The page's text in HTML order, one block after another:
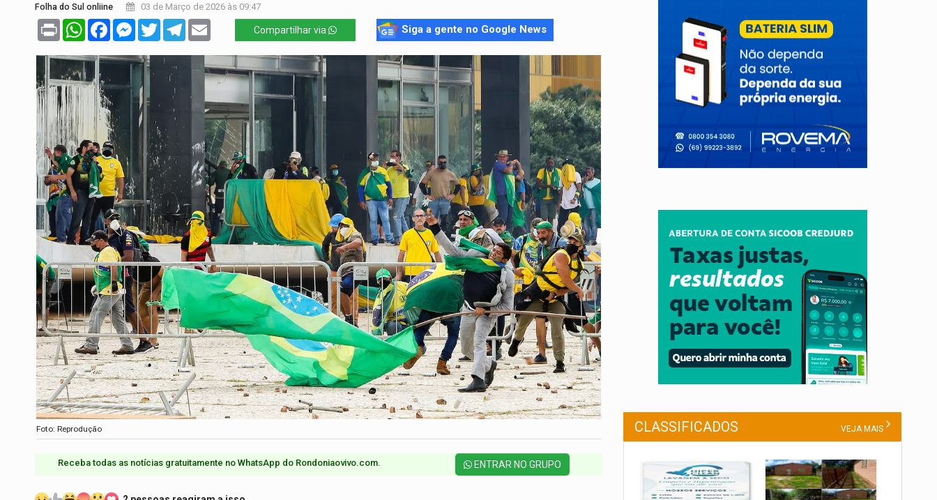
Folha do Sul onliine 03 de Março de 2026 às 09:47
Print WhatsAppFacebookMessenger
TwitterTelegram Compartilhar via Siga a gente no Google News
Foto: Reprodução
Receba todas as notícias gratuitamente no WhatsApp do Rondoniaovivo.com.​ ENTRAR NO GRUPO
CLASSIFICADOS VEJA MAIS